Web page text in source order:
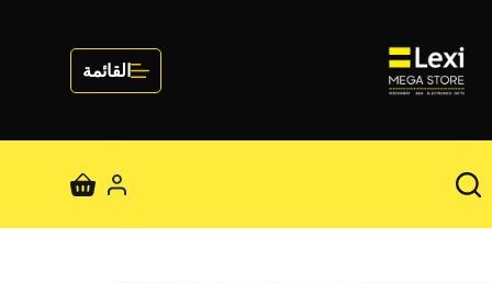
المحتوى
القائمة
عربة